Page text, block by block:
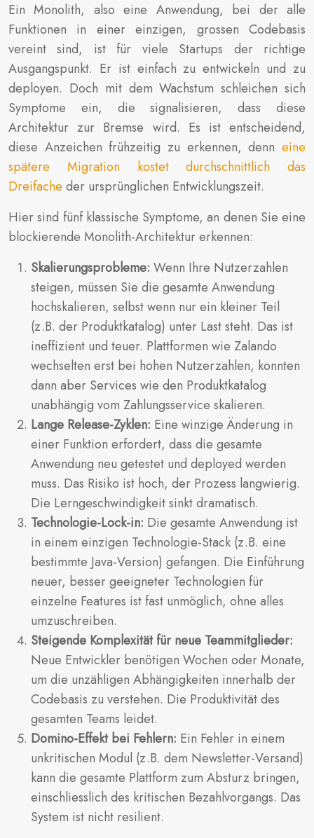
Ein Monolith, also eine Anwendung, bei der alle
Funktionen in einer einzigen, grossen Codebasis
vereint sind, ist für viele Startups der richtige
Ausgangspunkt. Er ist einfach zu entwickeln und zu
deployen. Doch mit dem Wachstum schleichen sich
Symptome ein, die signalisieren, dass diese
Architektur zur Bremse wird. Es ist entscheidend,
diese Anzeichen frühzeitig zu erkennen, denn eine
spätere Migration kostet durchschnittlich das
Dreifache der ursprünglichen Entwicklungszeit.
Hier sind fünf klassische Symptome, an denen Sie eine
blockierende Monolith-Architektur erkennen:
Skalierungsprobleme: Wenn Ihre Nutzerzahlen
steigen, müssen Sie die gesamte Anwendung
hochskalieren, selbst wenn nur ein kleiner Teil
(z.B. der Produktkatalog) unter Last steht. Das ist
ineffizient und teuer. Plattformen wie Zalando
wechselten erst bei hohen Nutzerzahlen, konnten
dann aber Services wie den Produktkatalog
unabhängig vom Zahlungsservice skalieren.
Lange Release-Zyklen: Eine winzige Änderung in
einer Funktion erfordert, dass die gesamte
Anwendung neu getestet und deployed werden
muss. Das Risiko ist hoch, der Prozess langwierig.
Die Lerngeschwindigkeit sinkt dramatisch.
Technologie-Lock-in: Die gesamte Anwendung ist
in einem einzigen Technologie-Stack (z.B. eine
bestimmte Java-Version) gefangen. Die Einführung
neuer, besser geeigneter Technologien für
einzelne Features ist fast unmöglich, ohne alles
umzuschreiben.
Steigende Komplexität für neue Teammitglieder:
Neue Entwickler benötigen Wochen oder Monate,
um die unzähligen Abhängigkeiten innerhalb der
Codebasis zu verstehen. Die Produktivität des
gesamten Teams leidet.
Domino-Effekt bei Fehlern: Ein Fehler in einem
unkritischen Modul (z.B. dem Newsletter-Versand)
kann die gesamte Plattform zum Absturz bringen,
einschliesslich des kritischen Bezahlvorgangs. Das
System ist nicht resilient.